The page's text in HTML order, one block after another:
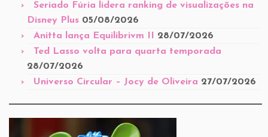
Seriado Fúria lidera ranking de visualizações na
Disney Plus 05/08/2026
Anitta lança Equilibrivm II 28/07/2026
Ted Lasso volta para quarta temporada
28/07/2026
Universo Circular – Jocy de Oliveira 27/07/2026